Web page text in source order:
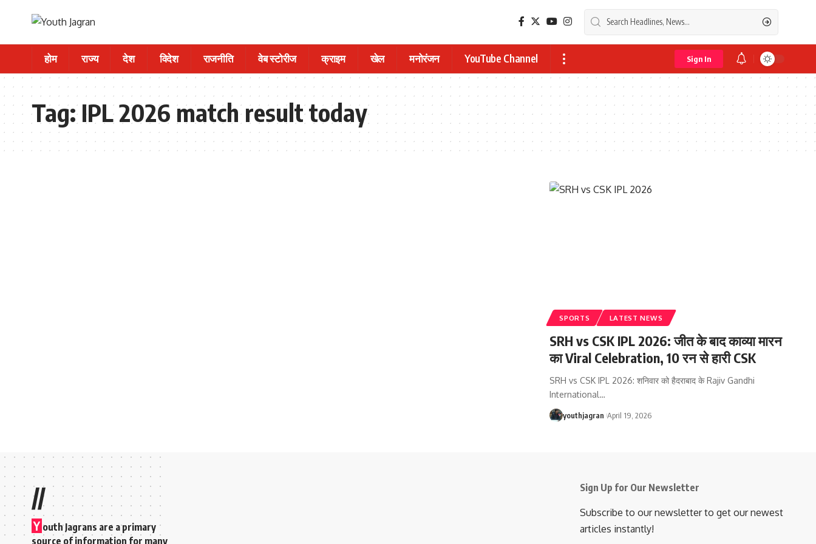
होम राज्य देश विदेश राजनीति वेब स्टोरीज क्राइम खेल मनोरंजन YouTube Channel Sign In
Tag:IPL 2026 match result today
SPORTS LATEST NEWS
SRH vs CSK IPL 2026: जीत के बाद काव्या मारन
का Viral Celebration, 10 रन से हारी CSK
SRH vs CSK IPL 2026: शनिवार को हैदराबाद के Rajiv Gandhi
International…
youthjagran April 19, 2026
//
Y outh Jagrans are a primary
source of information for many
Sign Up for Our Newsletter
Subscribe to our newsletter to get our newest
articles instantly!